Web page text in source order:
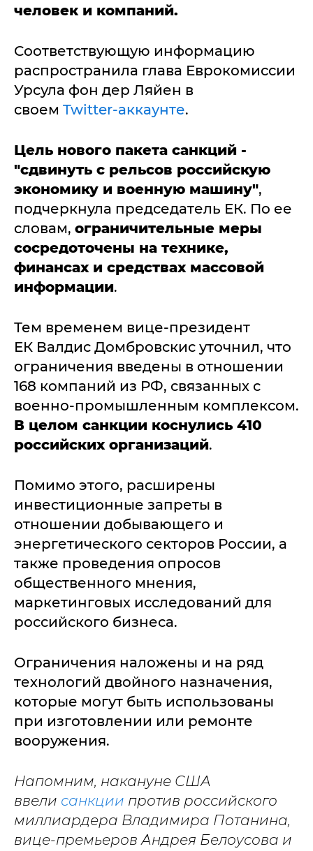
человек и компаний.
Соответствующую информацию
распространила глава Еврокомиссии
Урсула фон дер Ляйен в
своем Twitter-аккаунте.
Цель нового пакета санкций -
"сдвинуть с рельсов российскую
экономику и военную машину",
подчеркнула председатель ЕК. По ее
словам, ограничительные меры
сосредоточены на технике,
финансах и средствах массовой
информации.
Тем временем вице-президент
ЕК Валдис Домбровскис уточнил, что
ограничения введены в отношении
168 компаний из РФ, связанных с
военно-промышленным комплексом.
В целом санкции коснулись 410
российских организаций.
Помимо этого, расширены
инвестиционные запреты в
отношении добывающего и
энергетического секторов России, а
также проведения опросов
общественного мнения,
маркетинговых исследований для
российского бизнеса.
Ограничения наложены и на ряд
технологий двойного назначения,
которые могут быть использованы
при изготовлении или ремонте
вооружения.
Напомним, накануне США
ввели санкции против российского
миллиардера Владимира Потанина,
вице-премьеров Андрея Белоусова и